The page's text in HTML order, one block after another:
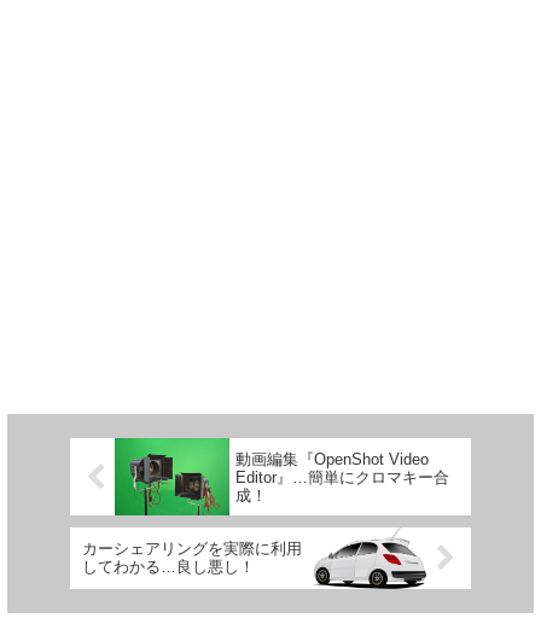
動画編集『OpenShot Video
Editor』…簡単にクロマキー合
成！
カーシェアリングを実際に利用
してわかる…良し悪し！